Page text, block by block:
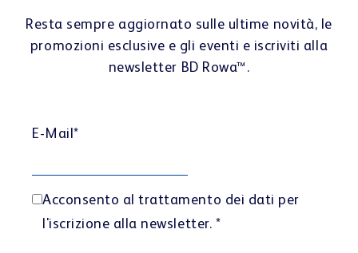
Resta sempre aggiornato sulle ultime novità, le
promozioni esclusive e gli eventi e iscriviti alla
newsletter BD Rowa™.
E-Mail*
Acconsento al trattamento dei dati per
l'iscrizione alla newsletter. *